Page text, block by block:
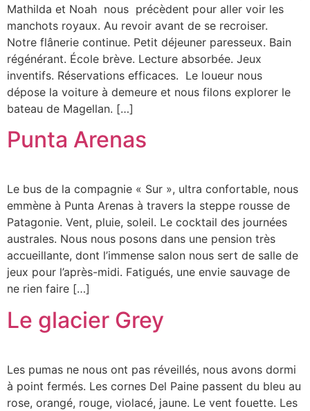
Mathilda et Noah nous précèdent pour aller voir les
manchots royaux. Au revoir avant de se recroiser.
Notre flânerie continue. Petit déjeuner paresseux. Bain
régénérant. École brève. Lecture absorbée. Jeux
inventifs. Réservations efficaces. Le loueur nous
dépose la voiture à demeure et nous filons explorer le
bateau de Magellan. […]
Punta Arenas
Le bus de la compagnie « Sur », ultra confortable, nous
emmène à Punta Arenas à travers la steppe rousse de
Patagonie. Vent, pluie, soleil. Le cocktail des journées
australes. Nous nous posons dans une pension très
accueillante, dont l’immense salon nous sert de salle de
jeux pour l’après-midi. Fatigués, une envie sauvage de
ne rien faire […]
Le glacier Grey
Les pumas ne nous ont pas réveillés, nous avons dormi
à point fermés. Les cornes Del Paine passent du bleu au
rose, orangé, rouge, violacé, jaune. Le vent fouette. Les